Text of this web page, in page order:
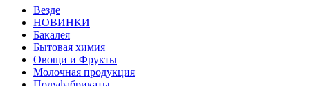
Везде
НОВИНКИ
Бакалея
Бытовая химия
Овощи и Фрукты
Молочная продукция